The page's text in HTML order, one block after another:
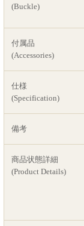
(Buckle)
付属品
(Accessories)
仕様
(Specification)
備考
商品状態詳細
(Product Details)